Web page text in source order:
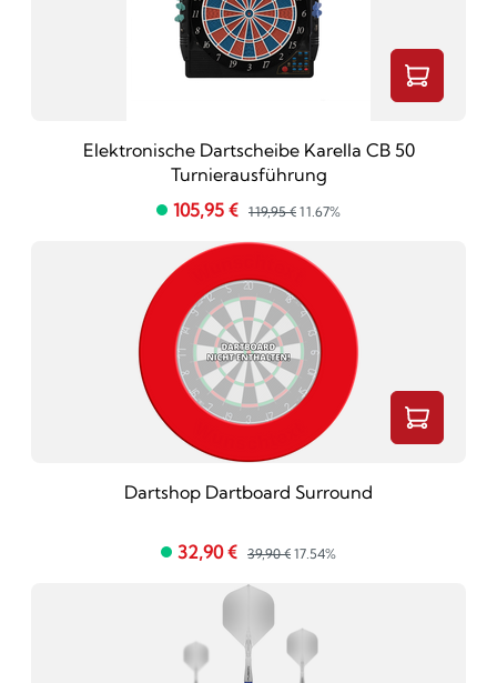
Elektronische Dartscheibe Karella CB 50
Turnierausführung
105,95 € 119,95 € 11.67%
Dartshop Dartboard Surround
32,90 € 39,90 € 17.54%